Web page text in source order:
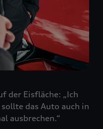
der Eisfläche: „Ich
das Auto auch in
ausbrechen.“